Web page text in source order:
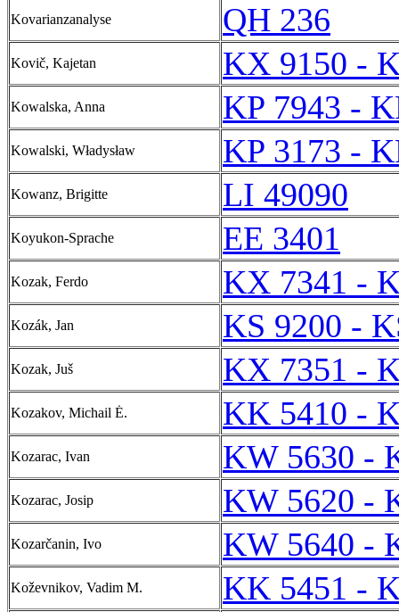
Kovarianzanalyse QH 236
Kovič, Kajetan KX 9150 -
Kowalska, Anna KP 7943 -
Kowalski, Władysław KP 3173 -
Kowanz, Brigitte LI 49090
Koyukon-Sprache EE 3401
Kozak, Ferdo KX 7341 -
Kozák, Jan KS 9200 -
Kozak, Juš KX 7351 -
Kozakov, Michail Ė. KK 5410 -
Kozarac, Ivan KW 5630 -
Kozarac, Josip KW 5620 -
Kozarčanin, Ivo KW 5640 -
Koževnikov, Vadim M. KK 5451 -